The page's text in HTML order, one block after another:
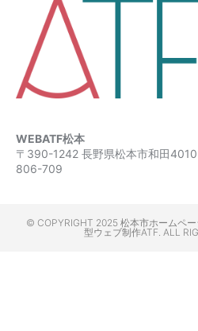
WEBATF松本
〒390-1242 長野県松本市和田
806-709
© COPYRIGHT 2025 松本市ホームペ
型ウェブ制作ATF. ALL